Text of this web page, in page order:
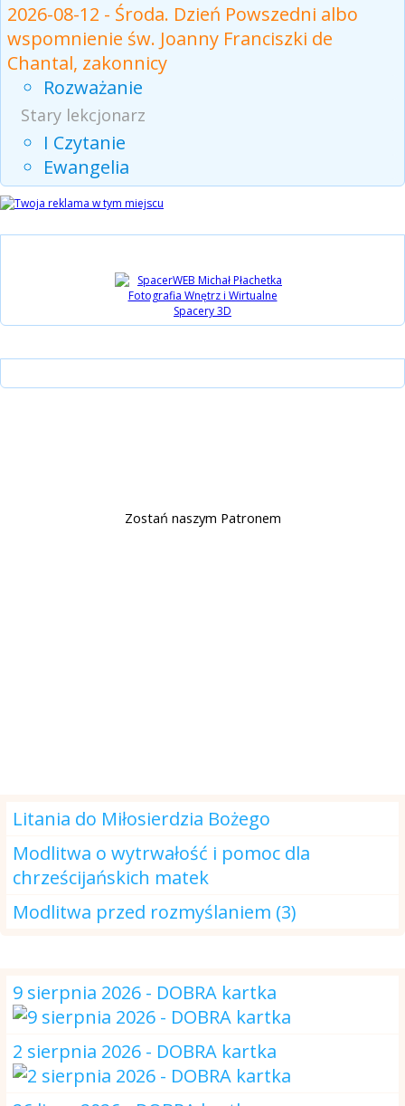
2026-08-12 - Środa. Dzień Powszedni albo
wspomnienie św. Joanny Franciszki de
Chantal, zakonnicy
Rozważanie
Stary lekcjonarz
I Czytanie
Ewangelia
Zostań naszym Patronem
Litania do Miłosierdzia Bożego
Modlitwa o wytrwałość i pomoc dla
chrześcijańskich matek
Modlitwa przed rozmyślaniem (3)
9 sierpnia 2026 - DOBRA kartka
2 sierpnia 2026 - DOBRA kartka